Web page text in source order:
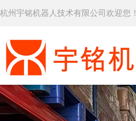
杭州宇铭机器人技术有限公司欢迎您！